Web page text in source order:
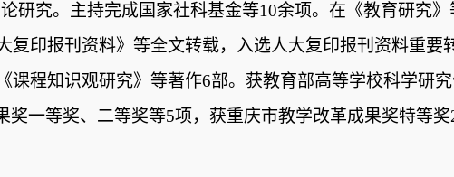
研究。主持完成国家社科基金等10余项。在《教育研究》
复印报刊资料》等全文转载，入选人大复印报刊资料重要
课程知识观研究》等著作6部。获教育部高等学校科学研
奖一等奖、二等奖等5项，获重庆市教学改革成果奖特等奖